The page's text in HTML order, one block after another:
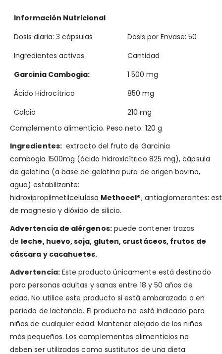
Información Nutricional
Dosis diaria: 3 cápsulas
Dosis por Envase: 50
Ingredientes activos
Cantidad
Garcinia Cambogia:
1 500 mg
Ácido Hidrocítrico
850 mg
Calcio
210 mg
Complemento alimenticio. Peso neto: 120 g
Ingredientes:extracto del fruto de Garcinia
cambogia 1500mg (ácido hidroxicítrico 825 mg), cápsula
de gelatina (a base de gelatina pura de origen bovino,
agua) estabilizante:
hidroxipropilmetilcelulosa Methocel®, antiaglomerantes:
de magnesio y dióxido de silicio.
Advertencia de alérgenos:puede contener trazas
de leche, huevo, soja, gluten, crustáceos, frutos de
cáscara y cacahuetes.
Advertencia: Este producto únicamente está destinado
para personas adultas y sanas entre 18 y 50 años de
edad. No utilice este producto si está embarazada o en
período de lactancia. El producto no está indicado para
niños de cualquier edad. Mantener alejado de los niños
más pequeños. Los complementos alimenticios no
deben ser utilizados como sustitutos de una dieta